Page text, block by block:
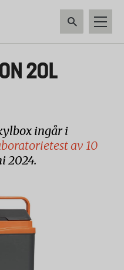
20L
ingår i
av 10
2024.